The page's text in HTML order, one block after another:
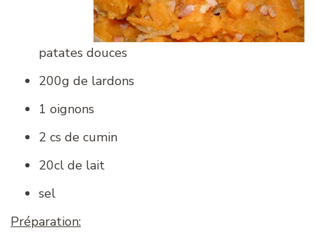
patates douces
200g de lardons
1 oignons
2 cs de cumin
20cl de lait
sel
Préparation: